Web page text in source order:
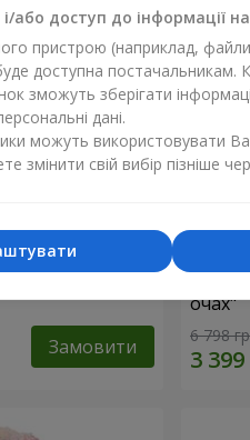
Замовити
очах"
6 798
або доступ до інформації
пристрою (наприклад, файли
доступна постачальникам.
зможуть зберігати
дані.
можуть використовувати
змінити свій вибір пізніше